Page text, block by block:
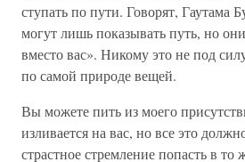
ступать по пути. Говорят, Гаутама
могут лишь показывать путь, но
вместо вас». Никому это не под
по самой природе вещей.
Вы можете пить из моего
изливается на вас, но все это
страстное стремление попасть в то